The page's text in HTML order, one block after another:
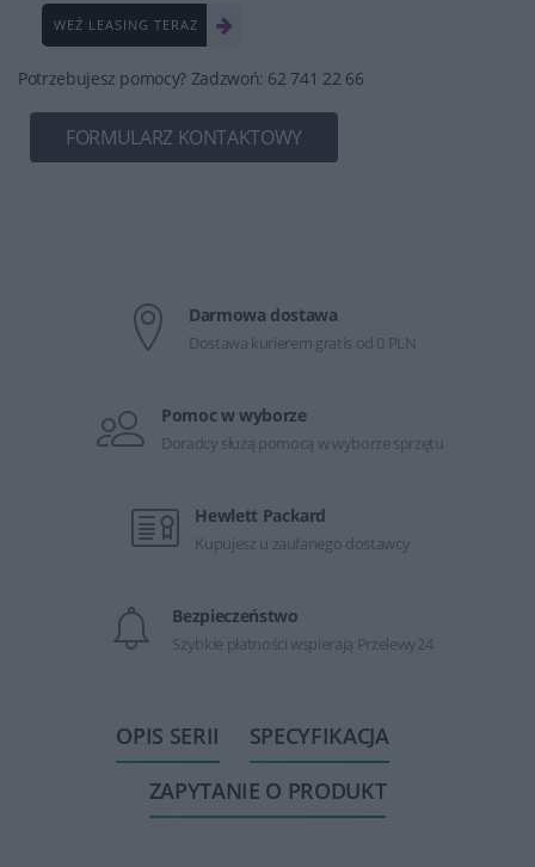
WEŹ LEASING TERAZ
Potrzebujesz pomocy? Zadzwoń: 62 741 22 66
FORMULARZ KONTAKTOWY
Darmowa dostawa
Dostawa kurierem gratis od 0 PLN
Pomoc w wyborze
Doradcy służą pomocą w wyborze sprzętu
Hewlett Packard
Kupujesz u zaufanego dostawcy
Bezpieczeństwo
Szybkie płatności wspierają Przelewy24
OPIS SERII
SPECYFIKACJA
ZAPYTANIE O PRODUKT